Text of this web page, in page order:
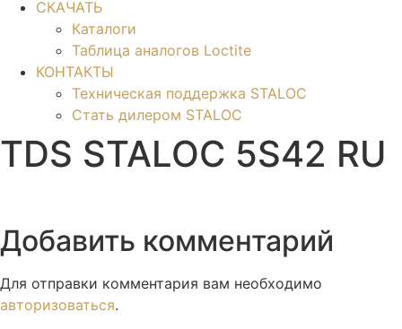
СКАЧАТЬ
Каталоги
Таблица аналогов Loctite
КОНТАКТЫ
Техническая поддержка STALOC
Стать дилером STALOC
TDS STALOC 5S42 RU
Добавить комментарий
Для отправки комментария вам необходимо
авторизоваться.